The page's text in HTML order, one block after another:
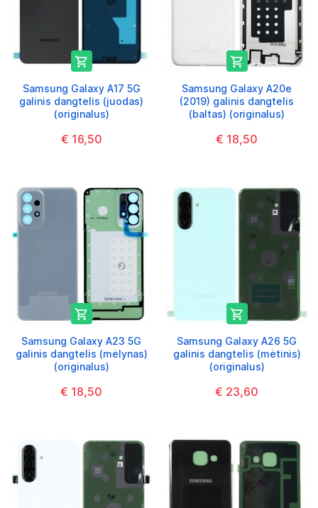

Samsung Galaxy A17 5G
galinis dangtelis (juodas)
(originalus)
€ 16,50

Samsung Galaxy A20e
(2019) galinis dangtelis
(baltas) (originalus)
€ 18,50

Samsung Galaxy A23 5G
galinis dangtelis (mėlynas)
(originalus)
€ 18,50

Samsung Galaxy A26 5G
galinis dangtelis (mėtinis)
(originalus)
€ 23,60